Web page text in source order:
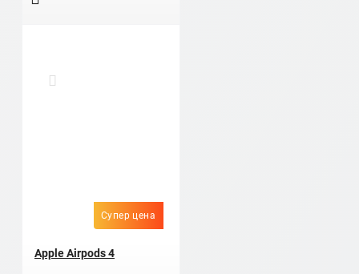
Супер цена
Apple Airpods 4